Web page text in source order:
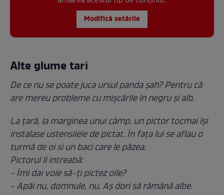
Modifică setările
Alte glume tari
De ce nu se poate juca ursul panda șah? Pentru că
are mereu probleme cu mișcările în negru și alb.
La ţară, la marginea unui câmp, un pictor tocmai îşi
instalase ustensilele de pictat. În faţa lui se aflau o
turmă de oi si un baci care le păzea.
Pictorul îl intreabă:
- Îmi dai voie să-ţi pictez oile?
- Apăi nu, domnule, nu. Aş dori să rămână albe.